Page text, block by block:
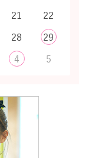
21
22
28
29
4 5